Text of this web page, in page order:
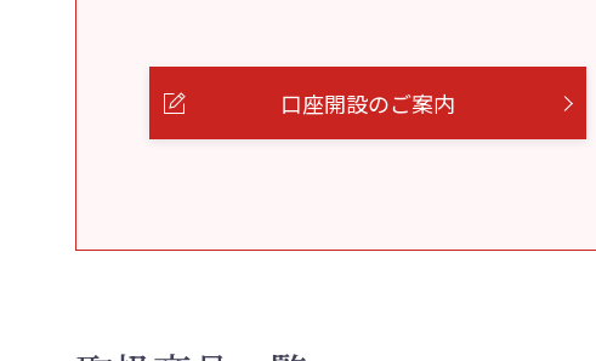
口座開設のご案内